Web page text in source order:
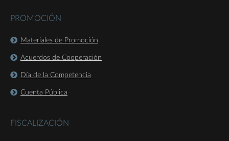
PROMOCIÓN
Materiales de Promoción
Acuerdos de Cooperación
Día de la Competencia
Cuenta Pública
FISCALIZACIÓN